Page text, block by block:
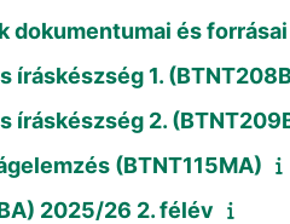
dokumentumai és forrásai
íráskészség 1.
íráskészség 2.
(BTNT115MA)
2025/26 2. félév